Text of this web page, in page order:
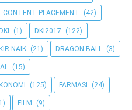
CONTENT PLACEMENT (42)
DKI (1) DKI2017 (122)
NAIK (21) DRAGON BALL (3)
(15)
(125) FARMASI (24)
FILM (9)